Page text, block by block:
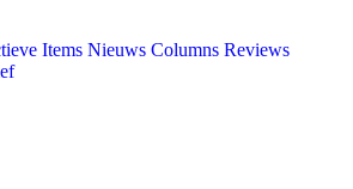
Items Nieuws Columns Reviews